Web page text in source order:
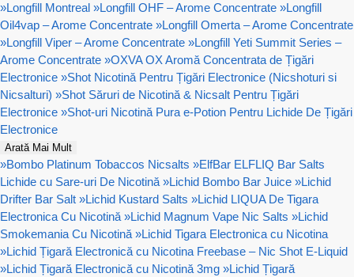
»Longfill Montreal »Longfill OHF – Arome Concentrate »Longfill
Oil4vap – Arome Concentrate »Longfill Omerta – Arome Concentrate
»Longfill Viper – Arome Concentrate »Longfill Yeti Summit Series –
Arome Concentrate »OXVA OX Aromă Concentrata de Țigări
Electronice »Shot Nicotină Pentru Țigări Electronice (Nicshoturi si
Nicsalturi) »Shot Săruri de Nicotină & Nicsalt Pentru Țigări
Electronice »Shot-uri Nicotină Pura e-Potion Pentru Lichide De Țigări
Electronice
Arată Mai Mult
»Bombo Platinum Tobaccos Nicsalts »ElfBar ELFLIQ Bar Salts
Lichide cu Sare-uri De Nicotină »Lichid Bombo Bar Juice »Lichid
Drifter Bar Salt »Lichid Kustard Salts »Lichid LIQUA De Tigara
Electronica Cu Nicotină »Lichid Magnum Vape Nic Salts »Lichid
Smokemania Cu Nicotină »Lichid Tigara Electronica cu Nicotina
»Lichid Țigară Electronică cu Nicotina Freebase – Nic Shot E-Liquid
»Lichid Țigară Electronică cu Nicotină 3mg »Lichid Țigară